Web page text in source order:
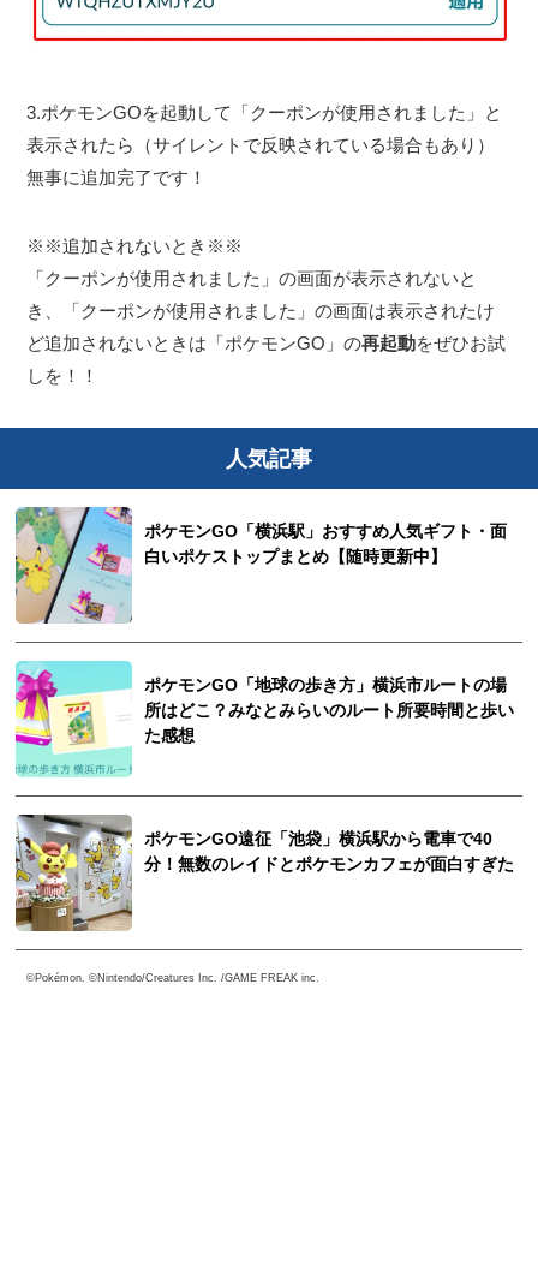
3.ポケモンGOを起動して「クーポンが使用されました」と
表示されたら（サイレントで反映されている場合もあり）
無事に追加完了です！
※※追加されないとき※※
「クーポンが使用されました」の画面が表示されないと
き、「クーポンが使用されました」の画面は表示されたけ
ど追加されないときは「ポケモンGO」の再起動をぜひお試
しを！！
人気記事
ポケモンGO「横浜駅」おすすめ人気ギフト・面
白いポケストップまとめ【随時更新中】
ポケモンGO「地球の歩き方」横浜市ルートの場
所はどこ？みなとみらいのルート所要時間と歩い
た感想
ポケモンGO遠征「池袋」横浜駅から電車で40
分！無数のレイドとポケモンカフェが面白すぎた
©Pokémon. ©Nintendo/Creatures Inc. /GAME FREAK inc.